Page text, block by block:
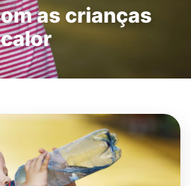
as crianças